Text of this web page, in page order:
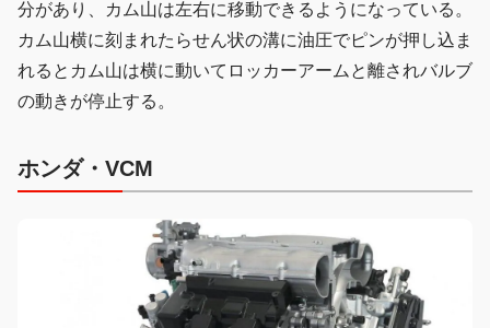
分があり、カム山は左右に移動できるようになっている。
カム山横に刻まれたらせん状の溝に油圧でピンが押し込ま
れるとカム山は横に動いてロッカーアームと離されバルブ
の動きが停止する。
ホンダ・VCM